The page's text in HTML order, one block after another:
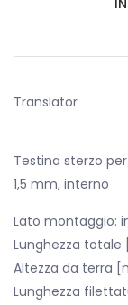
Translator
Testina sterzo per
1,5 mm, interno
Lato montaggio:
Lunghezza
Altezza da terra
Lunghezza